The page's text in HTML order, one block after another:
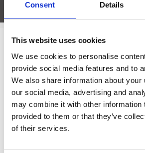
Consent Details
This website uses cookies
We use cookies to personalise
provide social media features and to
We also share information about your
our social media, advertising and
may combine it with other information
provided to them or that they’ve
of their services.
Egenskaper
Relaterade kategorier
Moleskine
Moleskine /Moleskine Journals
Prishistorik